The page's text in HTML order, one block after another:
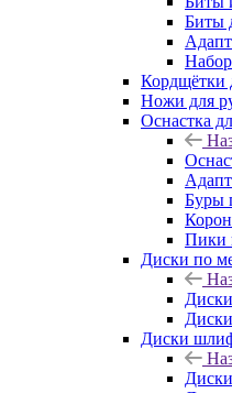
Биты
Ножи для
Оснастка
Буры
Пики
Диски по
Диски